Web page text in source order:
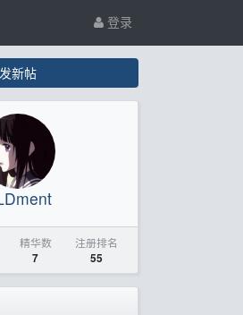
登录
发新帖
精华数
7
注册排名
55